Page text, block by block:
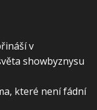
v
showbyznysu
které není fádní